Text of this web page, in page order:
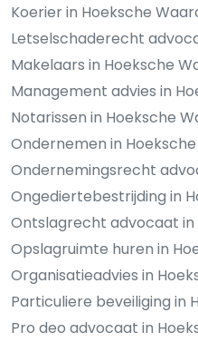
Koerier in Hoeksche
Letselschaderecht
Makelaars in Hoeksche
Management advies in
Notarissen in Hoeksche
Ondernemen in
Ondernemingsrecht
Ongediertebestrijding in
Ontslagrecht advocaat in
Opslagruimte huren in
Organisatieadvies in
Particuliere beveiliging in
Pro deo advocaat in